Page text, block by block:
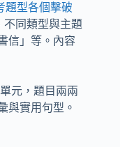
題型各個擊破
不同類型與主題
信」等。內容
元，題目兩兩
與實用句型。